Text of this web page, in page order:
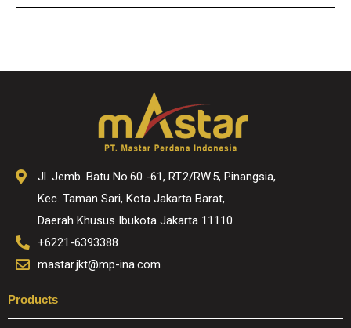
Jl. Jemb. Batu No.60 -61, RT.2/RW.5, Pinangsia,
Kec. Taman Sari, Kota Jakarta Barat,
Daerah Khusus Ibukota Jakarta 11110
+6221-6393388
mastar.jkt@mp-ina.com
Products